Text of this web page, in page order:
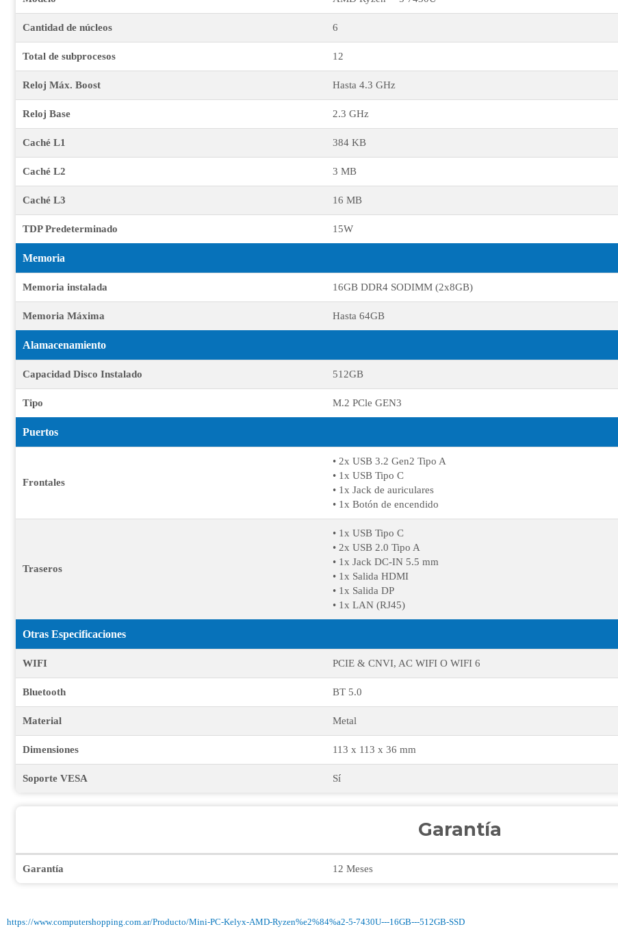
Cantidad de núcleos 6
Total de subprocesos 12
Reloj Máx. Boost Hasta 4.3 GHz
Reloj Base 2.3 GHz
Caché L1 384 KB
Caché L2 3 MB
Caché L3 16 MB
TDP Predeterminado 15W
Memoria
Memoria instalada 16GB DDR4 SODIMM (2x8GB)
Memoria Máxima Hasta 64GB
Alamacenamiento
Capacidad Disco Instalado 512GB
Tipo M.2 PCle GEN3
Puertos
Frontales
• 2x USB 3.2 Gen2 Tipo A
• 1x USB Tipo C
• 1x Jack de auriculares
• 1x Botón de encendido
Traseros
• 1x USB Tipo C
• 2x USB 2.0 Tipo A
• 1x Jack DC-IN 5.5 mm
• 1x Salida HDMI
• 1x Salida DP
• 1x LAN (RJ45)
Otras Especificaciones
WIFI PCIE & CNVI, AC WIFI O WIFI 6
Bluetooth BT 5.0
Material Metal
Dimensiones 113 x 113 x 36 mm
Soporte VESA Sí
Garantía
Garantía 12 Meses
https://www.computershopping.com.ar/Producto/Mini-PC-Kelyx-AMD-Ryzen%e2%84%a2-5-7430U---16GB---512GB-SSD